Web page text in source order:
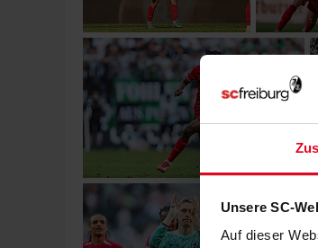
Unsere SC-
Auf dieser